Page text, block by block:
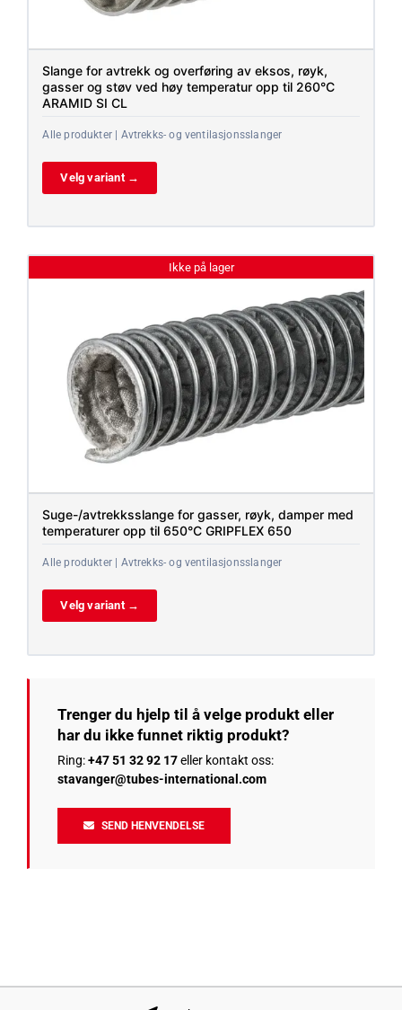
Slange for avtrekk og overføring av eksos, røyk,
gasser og støv ved høy temperatur opp til 260°C
ARAMID SI CL
Alle produkter | Avtrekks- og ventilasjonsslanger
Velg variant →
Ikke på lager
Suge-/avtrekksslange for gasser, røyk, damper med
temperaturer opp til 650°C GRIPFLEX 650
Alle produkter | Avtrekks- og ventilasjonsslanger
Velg variant →
Trenger du hjelp til å velge produkt eller
har du ikke funnet riktig produkt?
Ring:+47 51 32 92 17eller kontakt oss:
stavanger@tubes-international.com
SEND HENVENDELSE